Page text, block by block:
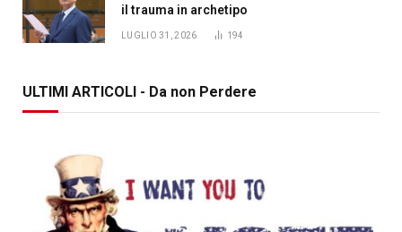
il trauma in archetipo
LUGLIO 31, 2026 194
ULTIMI ARTICOLI - Da non Perdere